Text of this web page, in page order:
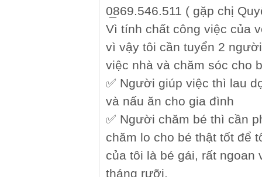
0̲869.546.511 ( gặp chị
Vì tính chất công việc của
vì vậy tôi cần tuyển 2
việc nhà và chăm sóc cho
✅ Người giúp việc thì lau
và nấu ăn cho gia đình
✅ Người chăm bé thì cần
chăm lo cho bé thật tốt để
của tôi là bé gái, rất ngoan
tháng rưỡi.